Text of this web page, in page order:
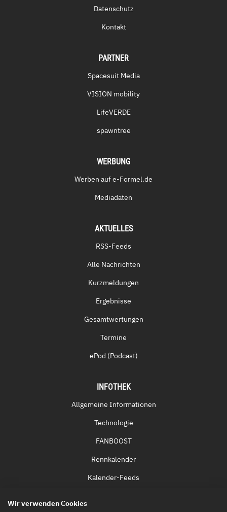
Datenschutz
Kontakt
PARTNER
Spacesuit Media
VISION mobility
LifeVERDE
spawntree
WERBUNG
Werben auf e-Formel.de
Mediadaten
AKTUELLES
RSS-Feeds
Alle Nachrichten
Kurzmeldungen
Ergebnisse
Gesamtwertungen
Termine
ePod (Podcast)
INFOTHEK
Allgemeine Informationen
Technologie
FANBOOST
Rennkalender
Kalender-Feeds
Wir verwenden Cookies